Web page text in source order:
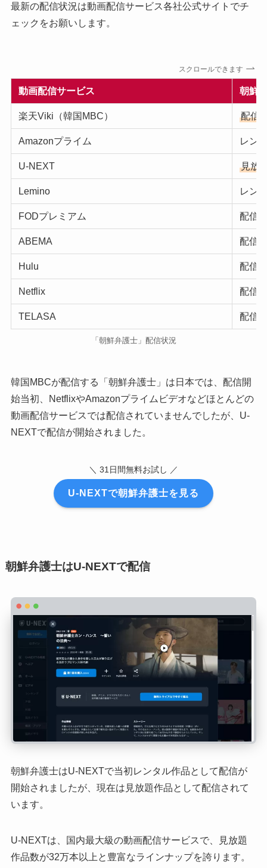
最新の配信状況は動画配信サービス各社公式サイトでチ
ェックをお願いします。
スクロールできます
動画配信サービス 朝鮮
楽天Viki（韓国MBC） 配信
Amazonプライム レン
U-NEXT 見放
Lemino レン
FODプレミアム 配信
ABEMA 配信
Hulu 配信
Netflix 配信
TELASA 配信
「朝鮮弁護士」配信状況
韓国MBCが配信する「朝鮮弁護士」は日本では、配信開
始当初、NetflixやAmazonプライムビデオなどほとんどの
動画配信サービスでは配信されていませんでしたが、U-
NEXTで配信が開始されました。
＼ 31日間無料お試し ／
U-NEXTで朝鮮弁護士を見る
朝鮮弁護士はU-NEXTで配信
朝鮮弁護士はU-NEXTで当初レンタル作品として配信が
開始されましたが、現在は見放題作品として配信されて
います。
​U-NEXTは、国内最大級の動画配信サービスで、見放題
作品数が32万本以上と豊富なラインナップを誇ります。 ​